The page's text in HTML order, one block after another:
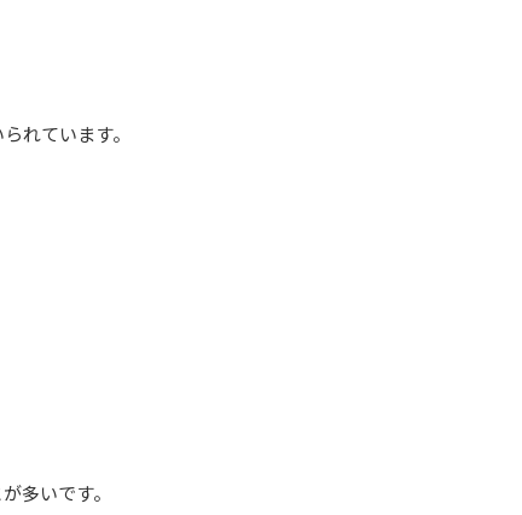
れています。
多いです。